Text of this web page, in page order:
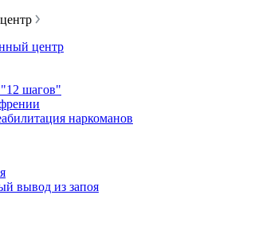
центр
шагов"
наркоманов
вывод из запоя